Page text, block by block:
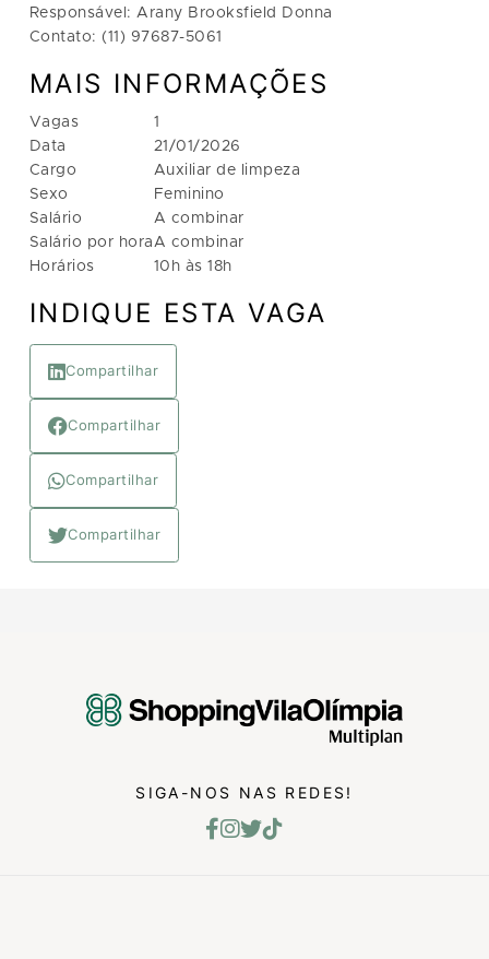
Responsável: Arany Brooksfield Donna
Contato: (11) 97687-5061
MAIS INFORMAÇÕES
Vagas
Data
Cargo
Sexo
Salário
Salário por hora
Horários
1
21/01/2026
Auxiliar de limpeza
Feminino
A combinar
A combinar
10h às 18h
INDIQUE ESTA VAGA
Compartilhar
Compartilhar
Compartilhar
Compartilhar
SIGA-NOS NAS REDES!